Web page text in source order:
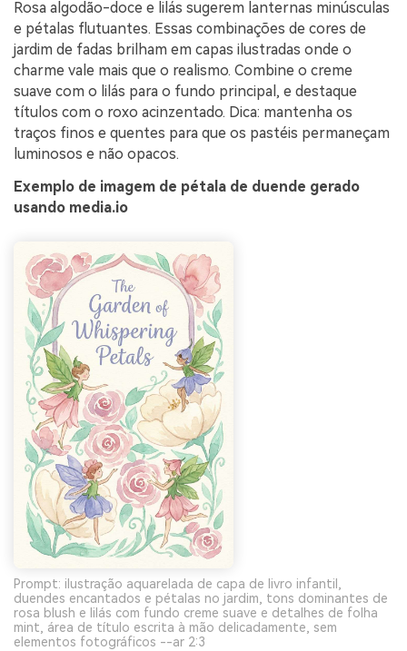
Rosa algodão-doce e lilás sugerem lanternas minúsculas
e pétalas flutuantes. Essas combinações de cores de
jardim de fadas brilham em capas ilustradas onde o
charme vale mais que o realismo. Combine o creme
suave com o lilás para o fundo principal, e destaque
títulos com o roxo acinzentado. Dica: mantenha os
traços finos e quentes para que os pastéis permaneçam
luminosos e não opacos.
Exemplo de imagem de pétala de duende gerado
usando media.io
Prompt: ilustração aquarelada de capa de livro infantil,
duendes encantados e pétalas no jardim, tons dominantes de
rosa blush e lilás com fundo creme suave e detalhes de folha
mint, área de título escrita à mão delicadamente, sem
elementos fotográficos --ar 2:3